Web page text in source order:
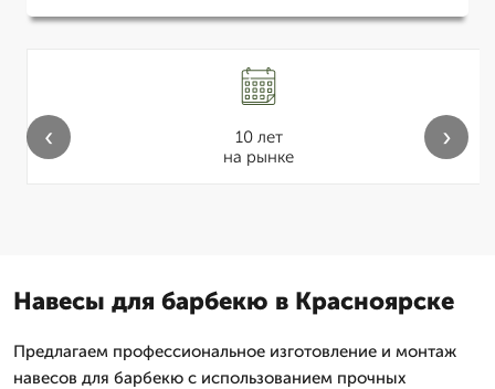
10 лет
на рынке
‹ ›
Навесы для барбекю в Красноярске
Предлагаем профессиональное изготовление и монтаж
навесов для барбекю с использованием прочных